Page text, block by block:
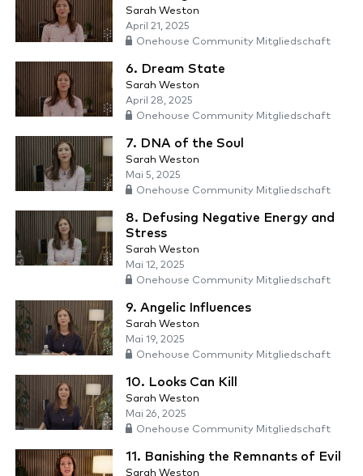
Sarah Weston
April 21, 2025
Onehouse Community Mitgliedschaft
6. Dream State
Sarah Weston
April 28, 2025
Onehouse Community Mitgliedschaft
7. DNA of the Soul
Sarah Weston
Mai 5, 2025
Onehouse Community Mitgliedschaft
8. Defusing Negative Energy and
Stress
Sarah Weston
Mai 12, 2025
Onehouse Community Mitgliedschaft
9. Angelic Influences
Sarah Weston
Mai 19, 2025
Onehouse Community Mitgliedschaft
10. Looks Can Kill
Sarah Weston
Mai 26, 2025
Onehouse Community Mitgliedschaft
11. Banishing the Remnants of Evil
Sarah Weston